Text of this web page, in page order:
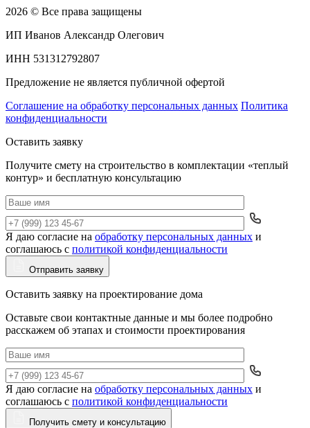
2026 © Все права защищены
ИП Иванов Александр Олегович
ИНН 531312792807
Предложение не является публичной офертой
Соглашение на обработку персональных данных Политика
конфиденциальности
Оставить заявку
Получите смету на строительство в комплектации «теплый
контур» и бесплатную консультацию
Да
Я даю согласие на обработку персональных данных и
соглашаюсь с политикой конфиденциальности
Отправить заявку
Оставить заявку на проектирование дома
Оставьте свои контактные данные и мы более подробно
расскажем об этапах и стоимости проектирования
Да
Я даю согласие на обработку персональных данных и
соглашаюсь с политикой конфиденциальности
Получить смету и консультацию